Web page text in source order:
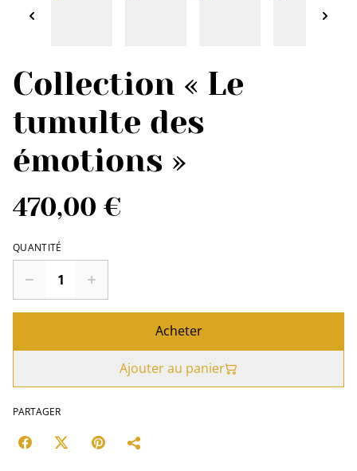
Collection « Le
tumulte des
émotions »
470,00 €
QUANTITÉ
Acheter
Ajouter au panier
PARTAGER